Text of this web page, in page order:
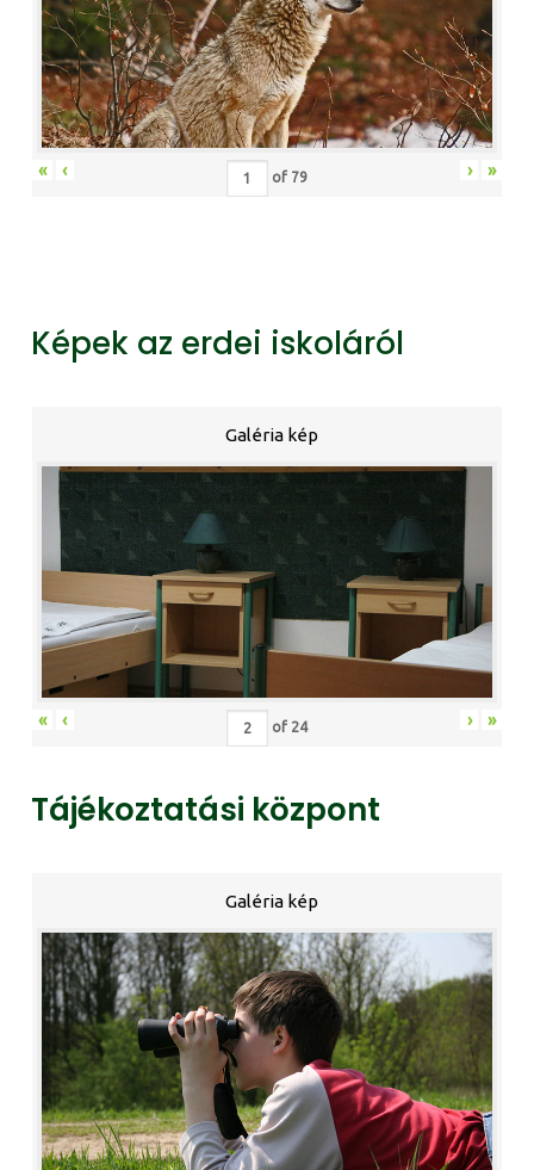
« ‹ of 79 › »
Képek az erdei iskoláról
Galéria kép
« ‹ of 24 › »
Tájékoztatási központ
Galéria kép